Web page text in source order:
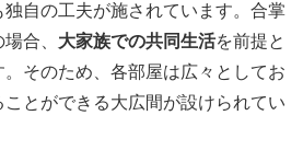
独自の工夫が施されています。合掌
合、 大家族での共同生活を前提と
。そのため、各部屋は広々としてお
ことができる大広間が設けられてい